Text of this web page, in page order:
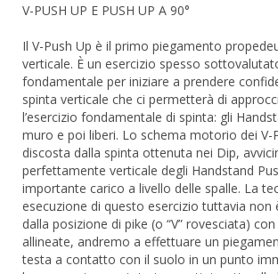
V-PUSH UP E PUSH UP A 90°
Il V-Push Up è il primo piegamento
verticale. È un esercizio spesso
fondamentale per iniziare a prendere
spinta verticale che ci permetterà di
l’esercizio fondamentale di spinta: gli
muro e poi liberi. Lo schema motorio dei V-
discosta dalla spinta ottenuta nei Dip,
perfettamente verticale degli Handstand
importante carico a livello delle spalle. La
esecuzione di questo esercizio tuttavia non
dalla posizione di pike (o “V” rovesciata)
allineate, andremo a effettuare un
testa a contatto con il suolo in un punto